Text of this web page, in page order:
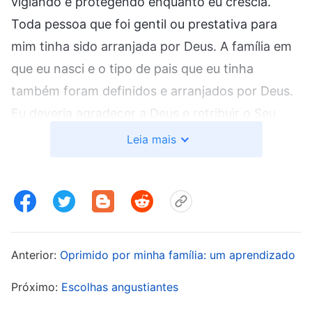
Toda pessoa que foi gentil ou prestativa para
mim tinha sido arranjada por Deus. A família em
que eu nasci e o tipo de pais que eu tinha
também foram definidos e arranjados por Deus.
Eu deveria agradecer a Deus e retribuir o Seu
amor, por ter podido crescer sem nenhum
dos meus sentimentos pela minha família, isso
comigo, e sua saúde deteriorava. Tudo isso não
tivesse me detido e perseguido, meus pais não
Leia mais
Anterior: Oprimido por minha família: um aprendizado
Próximo: Escolhas angustiantes